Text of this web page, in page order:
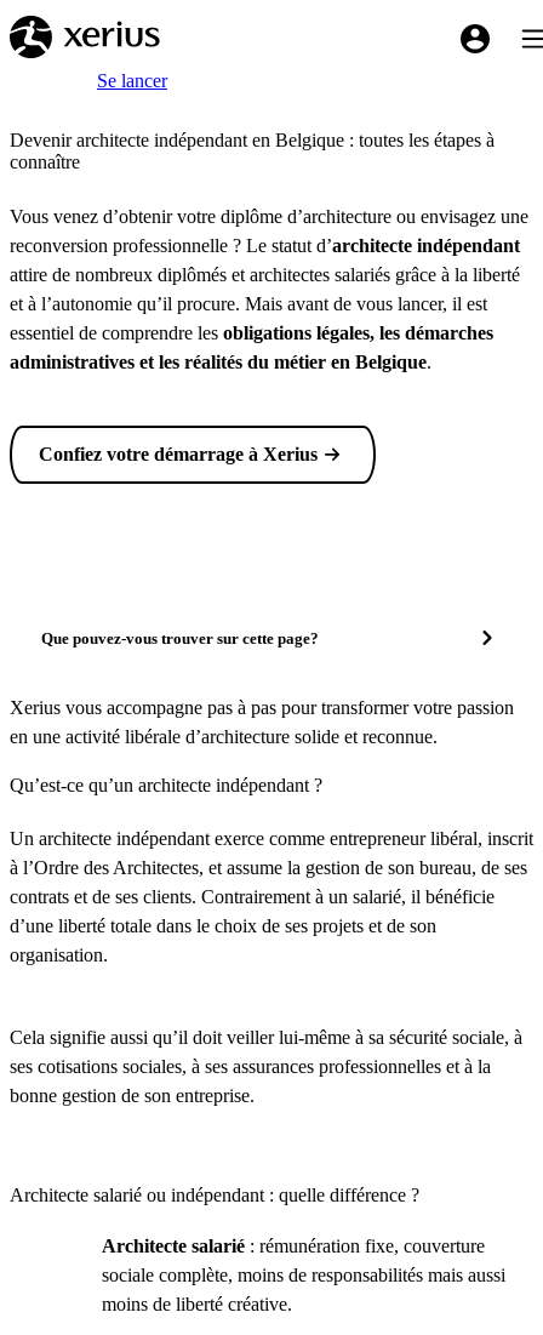
Sauter au contenu principal
My
Breadcrumb
AccueilSe lancer
Devenir architecte indépendant en Belgique : toutes les étapes à
connaître
Vous venez d’obtenir votre diplôme d’architecture ou envisagez une
reconversion professionnelle ? Le statut d’architecte indépendant
attire de nombreux diplômés et architectes salariés grâce à la liberté
et à l’autonomie qu’il procure. Mais avant de vous lancer, il est
essentiel de comprendre les obligations légales, les démarches
administratives et les réalités du métier en Belgique.
Confiez votre démarrage à Xerius
Que pouvez-vous trouver sur cette page?
Xerius vous accompagne pas à pas pour transformer votre passion
en une activité libérale d’architecture solide et reconnue.
Qu’est-ce qu’un architecte indépendant ?
Un architecte indépendant exerce comme entrepreneur libéral, inscrit
à l’Ordre des Architectes, et assume la gestion de son bureau, de ses
contrats et de ses clients. Contrairement à un salarié, il bénéficie
d’une liberté totale dans le choix de ses projets et de son
organisation.
Cela signifie aussi qu’il doit veiller lui-même à sa sécurité sociale, à
ses cotisations sociales, à ses assurances professionnelles et à la
bonne gestion de son entreprise.
Architecte salarié ou indépendant : quelle différence ?
Architecte salarié : rémunération fixe, couverture
sociale complète, moins de responsabilités mais aussi
moins de liberté créative.